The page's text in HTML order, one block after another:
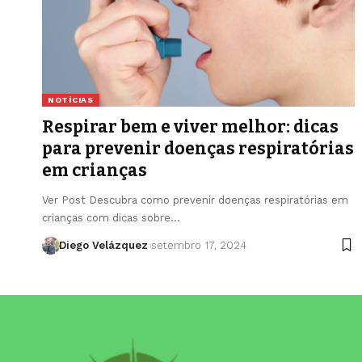
NOTÍCIAS
Respirar bem e viver melhor: dicas
para prevenir doenças respiratórias
em crianças
Ver Post Descubra como prevenir doenças respiratórias em
crianças com dicas sobre…
Diego Velázquez setembro 17, 2024